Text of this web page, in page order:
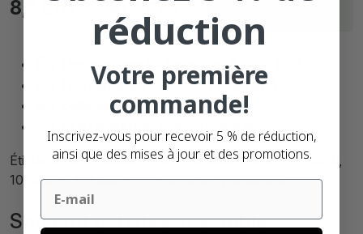
10, €
8, €
jours
Livraison gratuite à partir de: € 250,- (FR)
Nos étiquettes sont100% sans BPA.
Satisfait ouremboursé
Étiquettes d’expédition avec avertissement, do not stack,
101,6mm x 101,6mm, 200 étiquettes, permanent
Souvent achetés ensemble
réduction
Votre première
commande!
Inscrivez-vous pour recevoir 5 % de réduction,
ainsi que des mises à jour et des promotions.
Email